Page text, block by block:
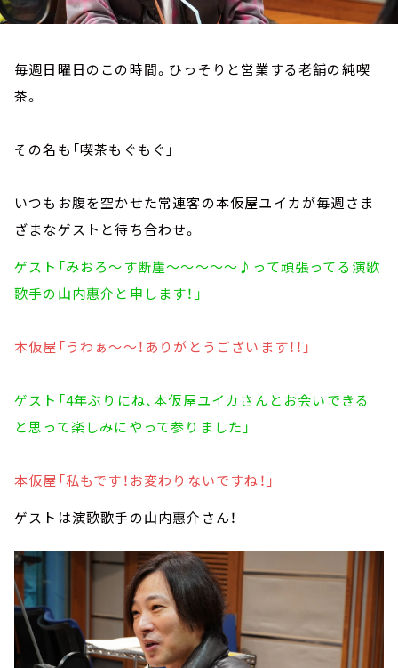
毎週日曜日のこの時間。ひっそりと営業する老舗の純喫
茶。
その名も「喫茶もぐもぐ」
いつもお腹を空かせた常連客の本仮屋ユイカが毎週さま
ざまなゲストと待ち合わせ。
ゲスト「みおろ～す断崖～～～～～♪って頑張ってる演歌
歌手の山内惠介と申します！ 」
本仮屋「うわぁ～～！ありがとうございます！！」
ゲスト「4年ぶりにね、本仮屋ユイカさんとお会いできる
と思って楽しみにやって参りました」
本仮屋「私もです！お変わりないですね！」
ゲストは演歌歌手の山内惠介さん！